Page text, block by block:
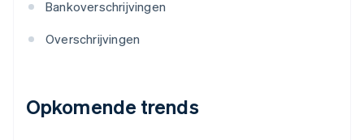
Bankoverschrijvingen
Overschrijvingen
Opkomende trends